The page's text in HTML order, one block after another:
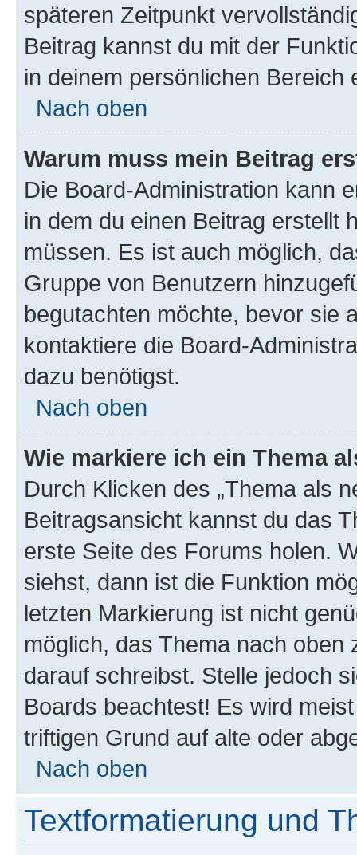
späteren Zeitpunkt
Beitrag kannst du mit der
in deinem persönlichen Bereich
Nach oben
Warum muss mein Beitrag
Die Board-Administration kann
in dem du einen Beitrag erstellt
müssen. Es ist auch möglich,
Gruppe von Benutzern
begutachten möchte, bevor sie
kontaktiere die Board-
dazu benötigst.
Nach oben
Wie markiere ich ein Thema
Durch Klicken des „Thema als
Beitragsansicht kannst du das
erste Seite des Forums holen.
siehst, dann ist die Funktion
letzten Markierung ist nicht
möglich, das Thema nach oben
darauf schreibst. Stelle jedoch
Boards beachtest! Es wird
triftigen Grund auf alte oder
Nach oben
Textformatierung und